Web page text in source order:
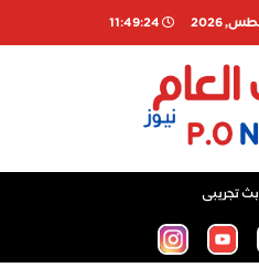
11:49:25
بث تجريبى